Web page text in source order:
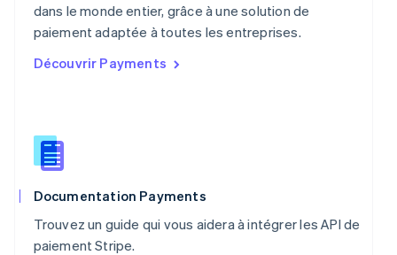
dans le monde entier, grâce à une solution de
paiement adaptée à toutes les entreprises.
Découvrir Payments
Documentation Payments
Trouvez un guide qui vous aidera à intégrer les API de
paiement Stripe.
Pologne
English
PortuguêsEnglish
English
Roumanie
Royaume-Uni
Singapour
English简体中文